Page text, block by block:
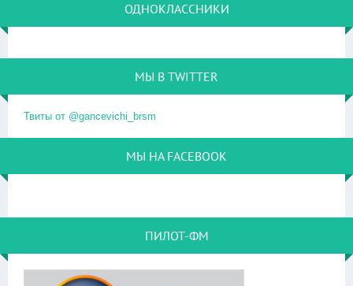
ОДНОКЛАССНИКИ
МЫ В TWITTER
Твиты от @gancevichi_brsm
МЫ НА FACEBOOK
ПИЛОТ-ФМ